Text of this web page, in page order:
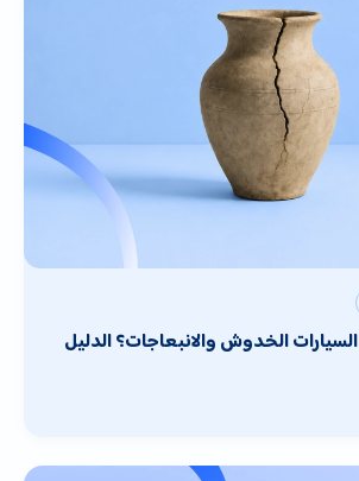
الخدوش والانبعاجات؟ الدليل